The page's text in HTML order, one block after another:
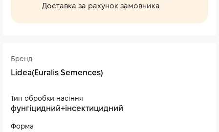
Бренд
Lidea(Euralis Semences)
Тип обробки насіння
фунгіцидний+інсектицидний
Форма
Доставка за рахунок замовника